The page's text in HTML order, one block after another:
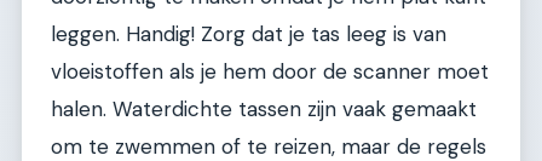
leggen. Handig! Zorg dat je tas leeg is van
vloeistoffen als je hem door de scanner moet
halen. Waterdichte tassen zijn vaak gemaakt
om te zwemmen of te reizen, maar de regels